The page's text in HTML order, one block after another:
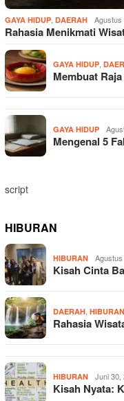
GAYA HIDUP, DAERAH Agustus
Rahasia Menikmati
GAYA HIDUP,
Membuat
GAYA HIDUP
Mengenal 5
script
HIBURAN
HIBURAN
Kisah Cinta
DAERAH, HIBURAN
Rahasia
HIBURAN Juni 30,
Kisah Nyata: